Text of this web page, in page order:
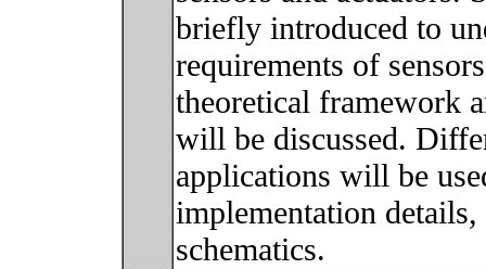
briefly introduced to
requirements of
theoretical framework
will be discussed.
applications will be
implementation
schematics.